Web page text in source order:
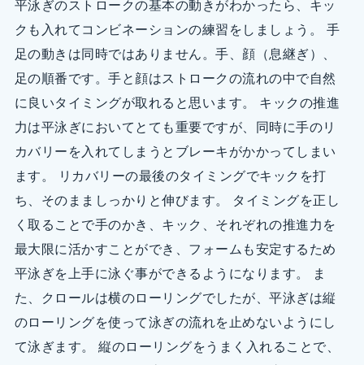
平泳ぎのストロークの基本の動きがわかったら、キッ
クも入れてコンビネーションの練習をしましょう。 手
足の動きは同時ではありません。手、顔（息継ぎ）、
足の順番です。手と顔はストロークの流れの中で自然
に良いタイミングが取れると思います。 キックの推進
力は平泳ぎにおいてとても重要ですが、同時に手のリ
カバリーを入れてしまうとブレーキがかかってしまい
ます。 リカバリーの最後のタイミングでキックを打
ち、そのまましっかりと伸びます。 タイミングを正し
く取ることで手のかき、キック、それぞれの推進力を
最大限に活かすことができ、フォームも安定するため
平泳ぎを上手に泳ぐ事ができるようになります。 ま
た、クロールは横のローリングでしたが、平泳ぎは縦
のローリングを使って泳ぎの流れを止めないようにし
て泳ぎます。 縦のローリングをうまく入れることで、